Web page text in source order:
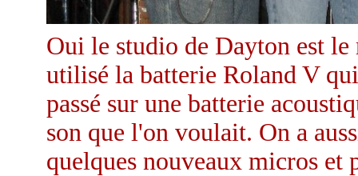
Oui le studio de Dayton est
utilisé la batterie Roland V
passé sur une batterie
son que l'on voulait. On a
quelques nouveaux micros et